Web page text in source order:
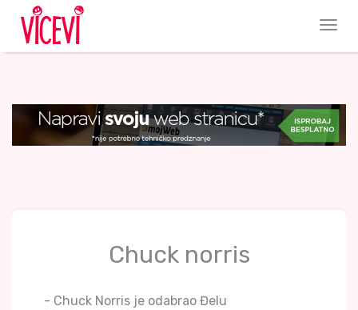
Chuck norris
- Chuck Norris je odabrao Đelu